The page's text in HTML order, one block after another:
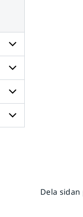
Undersidor
för
Radar
och
satellit
Undersidor
för
Väder
till
havs
Undersidor
för
Dela sidan